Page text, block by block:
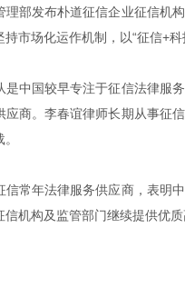
理部发布朴道征信企业征信机
市场化运作机制，以“征信+
是中国较早专注于征信法律服
应商。李春谊律师长期从事征
信常年法律服务供应商，表明
信机构及监管部门继续提供优质